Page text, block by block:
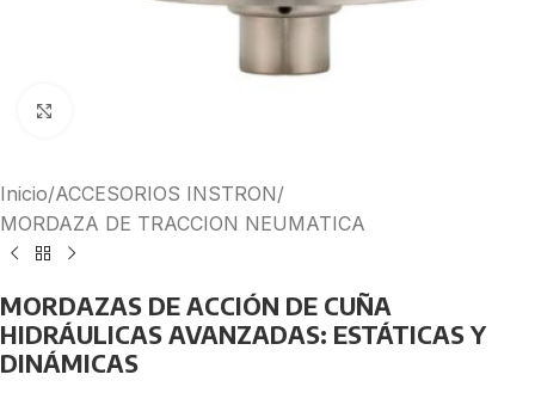
Inicio/ACCESORIOS INSTRON/
MORDAZA DE TRACCION NEUMATICA
MORDAZAS DE ACCIÓN DE CUÑA
HIDRÁULICAS AVANZADAS: ESTÁTICAS Y
DINÁMICAS